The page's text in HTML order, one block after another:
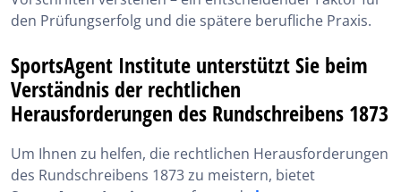
den Prüfungserfolg und die spätere berufliche Praxis.
SportsAgent Institute unterstützt Sie beim
Verständnis der rechtlichen
Herausforderungen des Rundschreibens 1873
Um Ihnen zu helfen, die rechtlichen Herausforderungen
des Rundschreibens 1873 zu meistern, bietet